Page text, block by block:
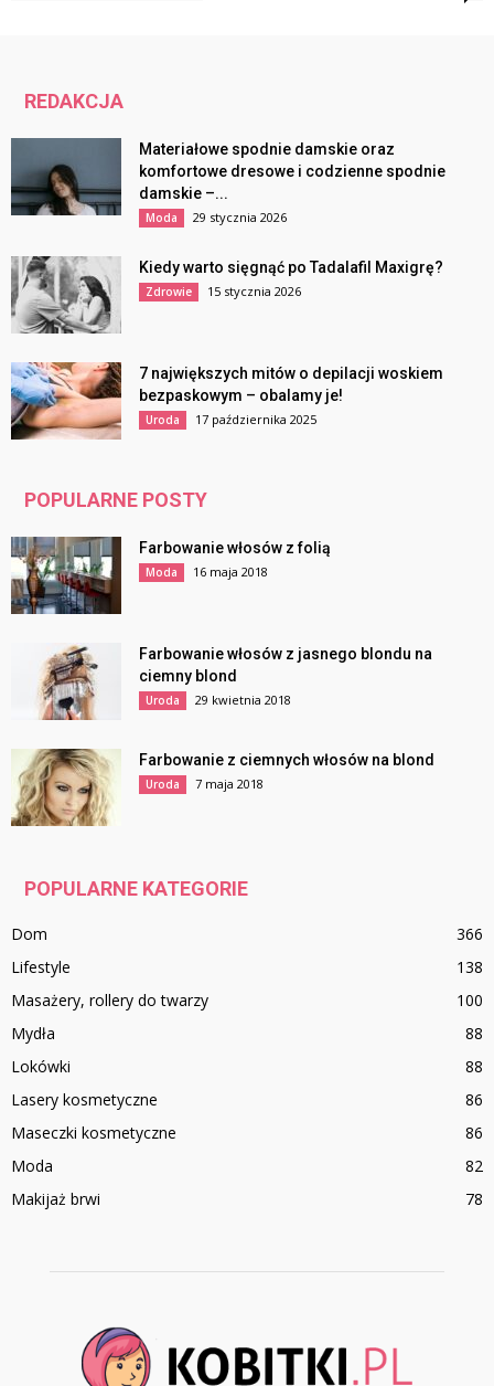
REDAKCJA
Materiałowe spodnie damskie oraz
komfortowe dresowe i codzienne spodnie
damskie –...
Moda 29 stycznia 2026
Kiedy warto sięgnąć po Tadalafil Maxigrę?
Zdrowie 15 stycznia 2026
7 największych mitów o depilacji woskiem
bezpaskowym – obalamy je!
Uroda 17 października 2025
POPULARNE POSTY
Farbowanie włosów z folią
Moda 16 maja 2018
Farbowanie włosów z jasnego blondu na
ciemny blond
Uroda 29 kwietnia 2018
Farbowanie z ciemnych włosów na blond
Uroda 7 maja 2018
POPULARNE KATEGORIE
Dom
366
Lifestyle
138
Masażery, rollery do twarzy
100
Mydła
88
Lokówki
88
Lasery kosmetyczne
86
Maseczki kosmetyczne
86
Moda
82
Makijaż brwi
78